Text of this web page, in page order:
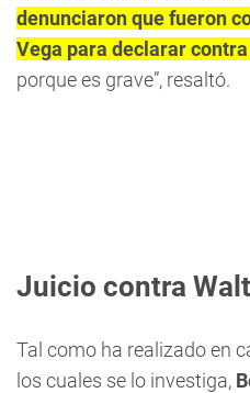
denunciaron que fueron
Vega para declarar
porque es grave”, resaltó.
Juicio contra
Tal como ha realizado en
los cuales se lo investiga,